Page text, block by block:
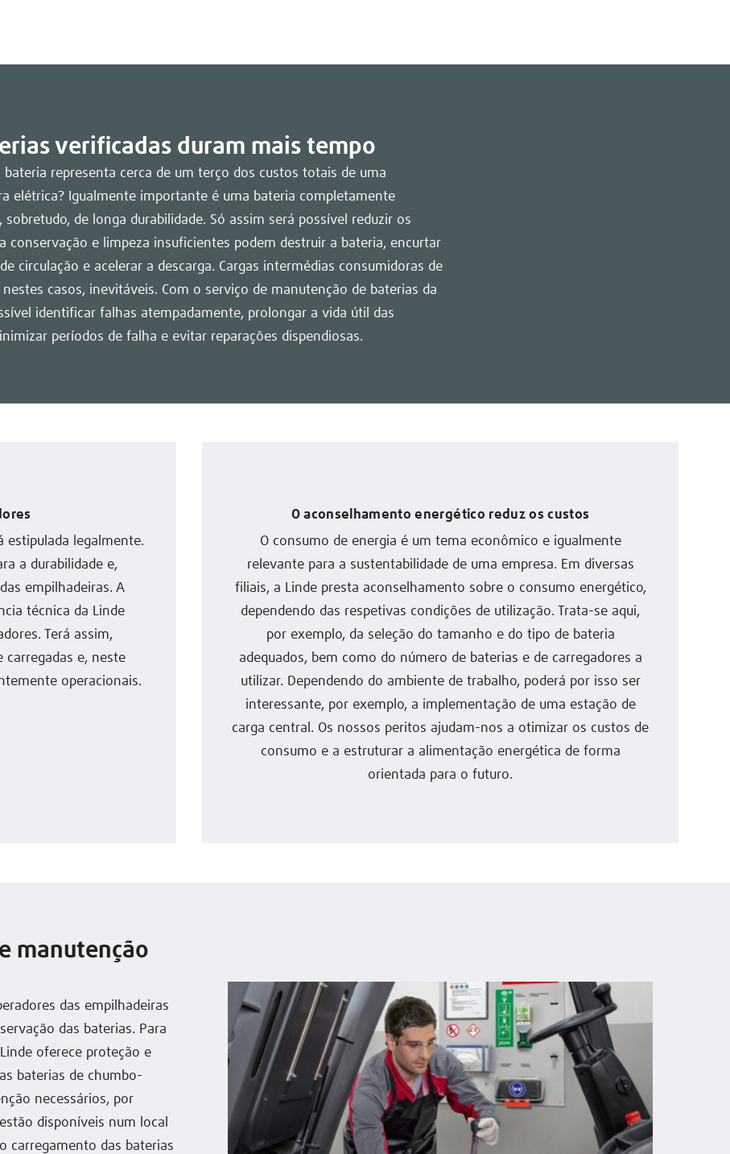
verificadas duram mais tempo
bateria representa cerca de um terço dos custos totais de uma
elétrica? Igualmente importante é uma bateria completamente
sobretudo, de longa durabilidade. Só assim será possível reduzir os
conservação e limpeza insuficientes podem destruir a bateria, encurtar
circulação e acelerar a descarga. Cargas intermédias consumidoras de
casos, inevitáveis. Com o serviço de manutenção de baterias da
identificar falhas atempadamente, prolongar a vida útil das
períodos de falha e evitar reparações dispendiosas.
estipulada legalmente.
a durabilidade e,
empilhadeiras. A
técnica da Linde
Terá assim,
e, neste
operacionais.
O aconselhamento energético reduz os custos
O consumo de energia é um tema econômico e igualmente
relevante para a sustentabilidade de uma empresa. Em diversas
filiais, a Linde presta aconselhamento sobre o consumo energético,
dependendo das respetivas condições de utilização. Trata-se aqui,
por exemplo, da seleção do tamanho e do tipo de bateria
adequados, bem como do número de baterias e de carregadores a
utilizar. Dependendo do ambiente de trabalho, poderá por isso ser
interessante, por exemplo, a implementação de uma estação de
carga central. Os nossos peritos ajudam-nos a otimizar os custos de
consumo e a estruturar a alimentação energética de forma
orientada para o futuro.
manutenção
das empilhadeiras
das baterias. Para
oferece proteção e
baterias de chumbo-
necessários, por
disponíveis num local
carregamento das baterias